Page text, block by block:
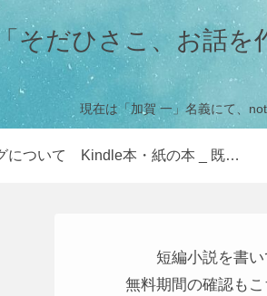
「そだひさこ、お話
現在は「加賀 一」名義にて、
について Kindle本・紙の本 _ 既刊のお知らせ・無料販売のお知らせ
短編小説を書い
無料期間の確認も